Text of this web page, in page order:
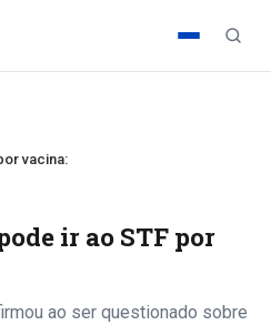
vacina:
ir ao STF por
ao ser questionado sobre